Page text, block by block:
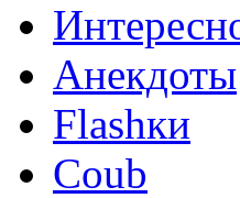
Анекдоты
Flashки
Coub